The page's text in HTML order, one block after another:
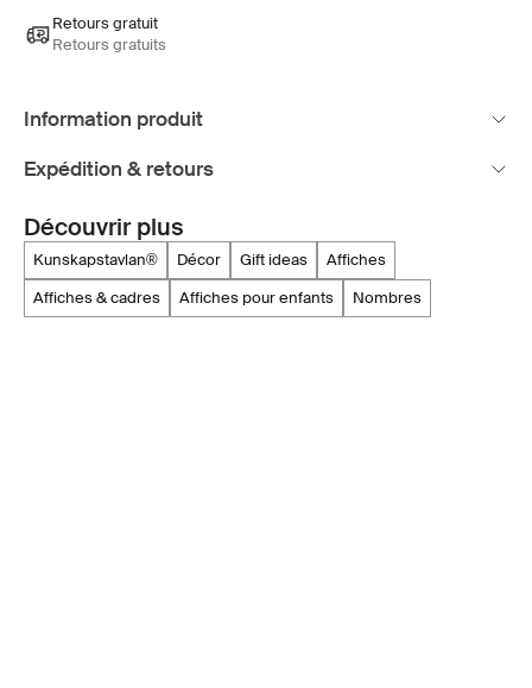
Retours gratuit
Retours gratuits
Information produit
Expédition & retours
Découvrir plus
kunskapstavlan® décor gift ideas
affiches
affiches & cadres
affiches pour enfants nombres